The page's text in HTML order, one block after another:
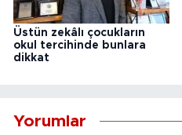
Üstün zekâlı çocukların
okul tercihinde bunlara
dikkat
Yorumlar